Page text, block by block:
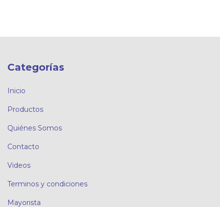
Categorías
Inicio
Productos
Quiénes Somos
Contacto
Videos
Terminos y condiciones
Mayorista